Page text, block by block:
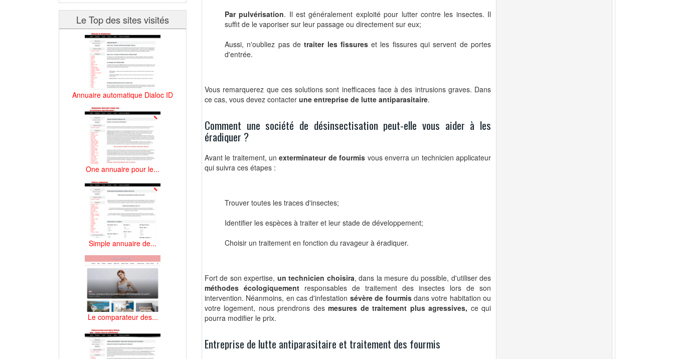
Le Top des sites visités
Annuaire automatique Dialoc ID
One annuaire pour le...
Simple annuaire de...
Le comparateur des...
Par pulvérisation. Il est généralement exploité pour lutter contre les insectes. Il
suffit de le vaporiser sur leur passage ou directement sur eux;
Aussi, n'oubliez pas detraiter les fissureset les fissures qui servent de portes
d'entrée.
Vous remarquerez que ces solutions sont inefficaces face à des intrusions graves. Dans
ce cas, vous devez contacter une entreprise de lutte antiparasitaire.
Comment une société de désinsectisation peut-elle vous aider à les
éradiquer ?
Avant le traitement, unexterminateur de fourmis vous enverra un technicien applicateur
qui suivra ces étapes :
Trouver toutes les traces d'insectes;
Identifier les espèces à traiter et leur stade de développement;
Choisir un traitement en fonction du ravageur à éradiquer.
Fort de son expertise, un technicien choisira, dans la mesure du possible, d'utiliser des
méthodes écologiquement responsables de traitement des insectes lors de son
intervention. Néanmoins, en cas d'infestation sévère de fourmis dans votre habitation ou
votre logement, nous prendrons desmesures de traitement plus agressives, ce qui
pourra modifier le prix.
Entreprise de lutte antiparasitaire et traitement des fourmis